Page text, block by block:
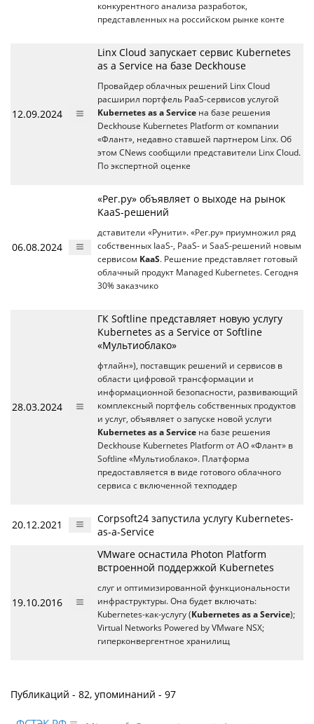
конкурентного анализа разработок,
представленных на российском рынке конте
12.09.2024
Linx Cloud запускает сервис Kubernetes
as a Service на базе Deckhouse
Провайдер облачных решений Linx Cloud
расширил портфель PaaS-сервисов услугой
Kubernetes as a Service на базе решения
Deckhouse Kubernetes Platform от компании
«Флант», недавно ставшей партнером Linx. Об
этом CNews сообщили представители Linx Cloud.
По экспертной оценке
06.08.2024
«Рег.ру» объявляет о выходе на рынок
KaaS-решений
дставители «Рунити». «Рег.ру» приумножил ряд
собственных IaaS-, PaaS- и SaaS‑решений новым
сервисом KaaS. Решение представляет готовый
облачный продукт Managed Kubernetes. Сегодня
30% заказчико
28.03.2024
ГК Softline представляет новую услугу
Kubernetes as a Service от Softline
«Мультиоблако»
фтлайн»), поставщик решений и сервисов в
области цифровой трансформации и
информационной безопасности, развивающий
комплексный портфель собственных продуктов
и услуг, объявляет о запуске новой услуги
Kubernetes as a Service на базе решения
Deckhouse Kubernetes Platform от АО «Флант» в
Softline «Мультиоблако». Платформа
предоставляется в виде готового облачного
сервиса с включенной техподдер
20.12.2021
Corpsoft24 запустила услугу Kubernetes-
as-a-Service
19.10.2016
VMware оснастила Photon Platform
встроенной поддержкой Kubernetes
слуг и оптимизированной функциональности
инфраструктуры. Она будет включать:
Kubernetes-как-услугу (Kubernetes as a Service);
Virtual Networks Powered by VMware NSX;
гиперконвергентное хранилищ
Публикаций - 82, упоминаний - 97